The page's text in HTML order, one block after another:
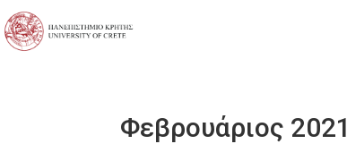
Φεβρουάριος 2021